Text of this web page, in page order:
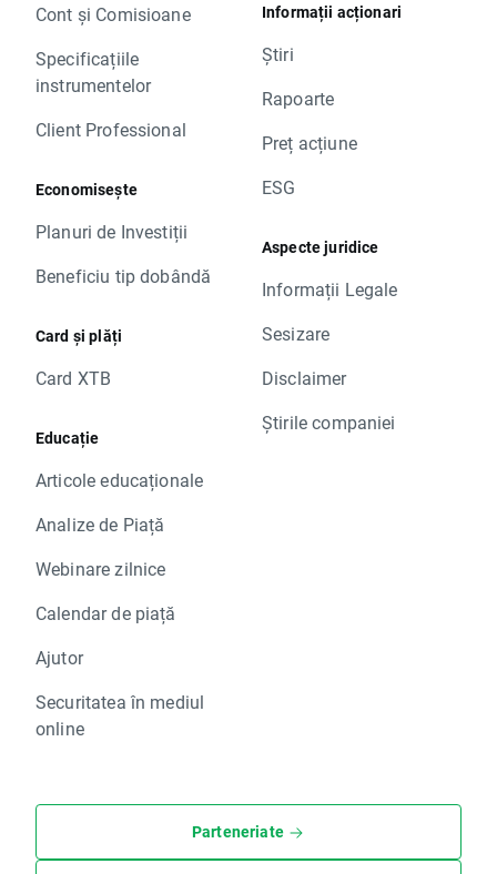
Cont și Comisioane
Specificațiile
instrumentelor
Client Professional
Economisește
Planuri de Investiții
Beneficiu tip dobândă
Card și plăți
Card XTB
Educație
Articole educaționale
Analize de Piață
Webinare zilnice
Calendar de piață
Ajutor
Securitatea în mediul
online
Informații acționari
Știri
Rapoarte
Preț acțiune
ESG
Aspecte juridice
Informații Legale
Sesizare
Disclaimer
Știrile companiei
Parteneriate